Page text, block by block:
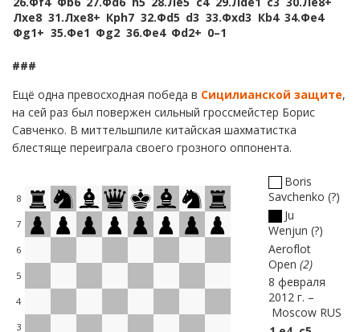
Лxe8 31.Лxe8+ Крh7 32.Фd5 d3 33.Фxd3 Кb4 34.Фe4
Фg1+ 35.Фe1 Фg2 36.Фe4 Фd2+ 0–1
###
Ещё одна превосходная победа в Сицилианской защите,
на сей раз был повержен сильный гроссмейстер Борис
Савченко. В миттельшпиле китайская шахматистка
блестяще переиграла своего грозного оппонента.
8
7
6
5
4
3
Boris
Savchenko ?
Ju
Wenjun ?
Aeroflot
Open 2
8 февраля
2012 г.
Moscow RUS